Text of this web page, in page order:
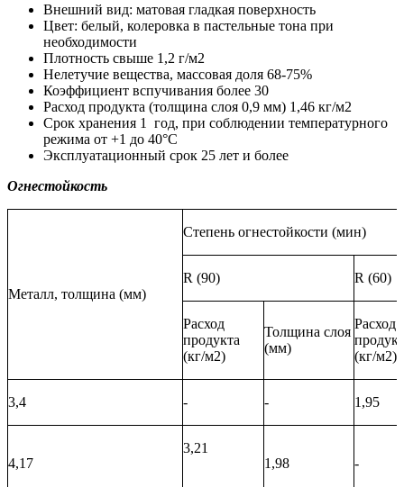
Внешний вид: матовая гладкая поверхность
Цвет: белый, колеровка в пастельные тона при
необходимости
Плотность свыше 1,2 г/м2
Нелетучие вещества, массовая доля 68-75%
Коэффициент вспучивания более 30
Расход продукта (толщина слоя 0,9 мм) 1,46 кг/м2
Срок хранения 1 год, при соблюдении температурного
режима от +1 до 40°С
Эксплуатационный срок 25 лет и более
Огнестойкость
Металл, толщина (мм)
Степень огнестойкости (мин)
R (90) R (60)
Расход
продукта
(кг/м2)
Толщина слоя
(мм)
Расход
(кг/м2)
3,4 - - 1,95
4,17
3,21
1,98
-